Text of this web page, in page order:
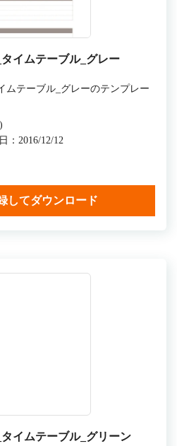
イムテーブル_グレー
ムテーブル_グレーのテンプレー
：2016/12/12
してダウンロード
イムテーブル_グリーン